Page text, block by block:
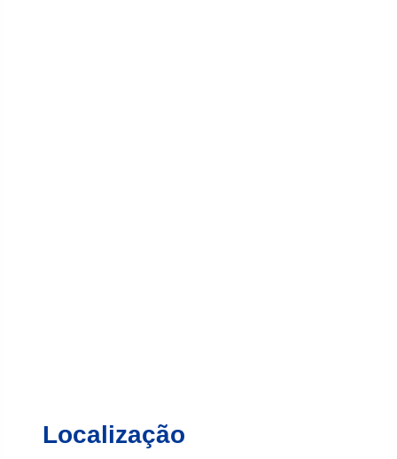
Localização